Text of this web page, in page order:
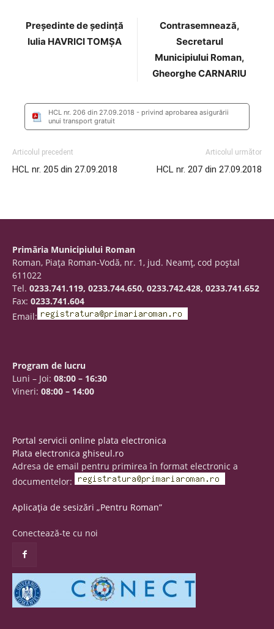
Preşedinte de şedinţă
Iulia HAVRICI TOMȘA
Contrasemnează,
Secretarul
Municipiului Roman,
Gheorghe CARNARIU
HCL nr. 206 din 27.09.2018 - privind aprobarea asigurării
unui transport gratuit
Articolul precedent
HCL nr. 205 din 27.09.2018
Articolul următor
HCL nr. 207 din 27.09.2018
Primăria Municipiului Roman
Roman, Piaţa Roman-Vodă, nr. 1, jud. Neamţ, cod poştal
611022
Tel. 0233.741.119, 0233.744.650, 0233.742.428, 0233.741.652
Fax: 0233.741.604
Email:
Program de lucru
Luni – Joi: 08:00 – 16:30
Vineri: 08:00 – 14:00
Portal servicii online plata electronica
Plata electronica ghiseul.ro
Adresa de email pentru primirea în format electronic a
documentelor:
Aplicația de sesizări „Pentru Roman”
Conectează-te cu noi